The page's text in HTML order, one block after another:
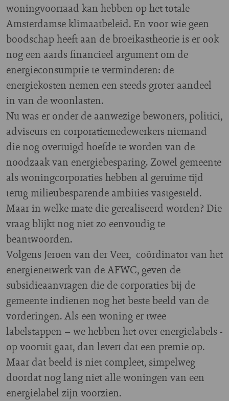
woningvoorraad kan hebben op het totale
Amsterdamse klimaatbeleid. En voor wie geen
boodschap heeft aan de broeikastheorie is er ook
nog een aards financieel argument om de
energieconsumptie te verminderen: de
energiekosten nemen een steeds groter aandeel
in van de woonlasten.
Nu was er onder de aanwezige bewoners, politici,
adviseurs en corporatiemedewerkers niemand
die nog overtuigd hoefde te worden van de
noodzaak van energiebesparing. Zowel gemeente
als woningcorporaties hebben al geruime tijd
terug milieubesparende ambities vastgesteld.
Maar in welke mate die gerealiseerd worden? Die
vraag blijkt nog niet zo eenvoudig te
beantwoorden.
Volgens Jeroen van der Veer, coördinator van het
energienetwerk van de AFWC, geven de
subsidieaanvragen die de corporaties bij de
gemeente indienen nog het beste beeld van de
vorderingen. Als een woning er twee
labelstappen – we hebben het over energielabels -
op vooruit gaat, dan levert dat een premie op.
Maar dat beeld is niet compleet, simpelweg
doordat nog lang niet alle woningen van een
energielabel zijn voorzien.